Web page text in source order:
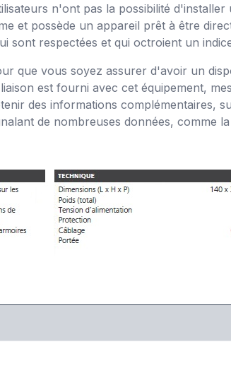
n'ont pas la possibilité
et possède un appareil prêt à être
sont respectées et qui octroient un
que vous soyez assurer d'avoir un
est fourni avec cet équipement,
des informations complémentaires,
de nombreuses données, comme